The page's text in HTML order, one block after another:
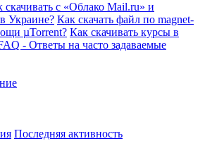
скачивать с «Облако Mail.ru» и
Украине? Как скачать файл по magnet-
µTorrent? Как скачивать курсы в
- Ответы на часто задаваемые
Последняя активность